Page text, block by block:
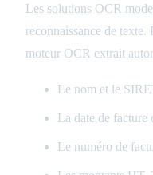
Les solutions OCR
reconnaissance de
moteur OCR extrait
Le nom et le
La date de facture
Le numéro de